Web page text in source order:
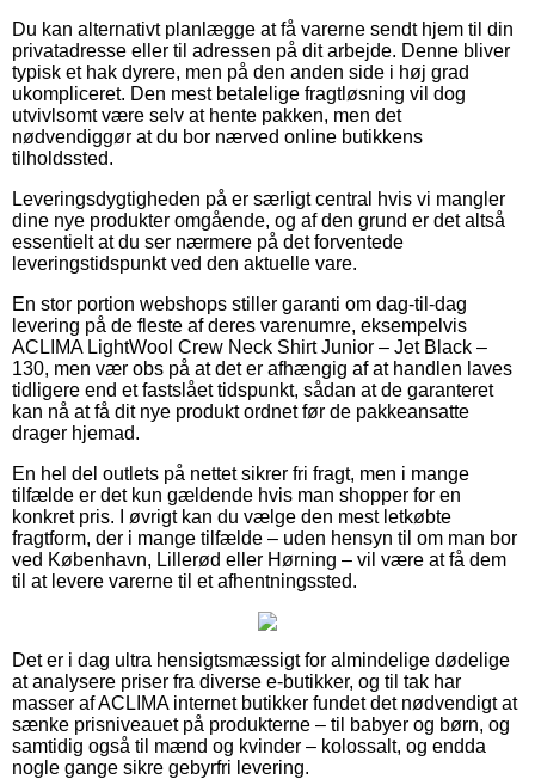
Du kan alternativt planlægge at få varerne sendt hjem til din
privatadresse eller til adressen på dit arbejde. Denne bliver
typisk et hak dyrere, men på den anden side i høj grad
ukompliceret. Den mest betalelige fragtløsning vil dog
utvivlsomt være selv at hente pakken, men det
nødvendiggør at du bor nærved online butikkens
tilholdssted.
Leveringsdygtigheden på er særligt central hvis vi mangler
dine nye produkter omgående, og af den grund er det altså
essentielt at du ser nærmere på det forventede
leveringstidspunkt ved den aktuelle vare.
En stor portion webshops stiller garanti om dag-til-dag
levering på de fleste af deres varenumre, eksempelvis
ACLIMA LightWool Crew Neck Shirt Junior – Jet Black –
130, men vær obs på at det er afhængig af at handlen laves
tidligere end et fastslået tidspunkt, sådan at de garanteret
kan nå at få dit nye produkt ordnet før de pakkeansatte
drager hjemad.
En hel del outlets på nettet sikrer fri fragt, men i mange
tilfælde er det kun gældende hvis man shopper for en
konkret pris. I øvrigt kan du vælge den mest letkøbte
fragtform, der i mange tilfælde – uden hensyn til om man bor
ved København, Lillerød eller Hørning – vil være at få dem
til at levere varerne til et afhentningssted.
Det er i dag ultra hensigtsmæssigt for almindelige dødelige
at analysere priser fra diverse e-butikker, og til tak har
masser af ACLIMA internet butikker fundet det nødvendigt at
sænke prisniveauet på produkterne – til babyer og børn, og
samtidig også til mænd og kvinder – kolossalt, og endda
nogle gange sikre gebyrfri levering.